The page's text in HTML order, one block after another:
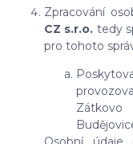
Zpracování
CZ s.r.o. tedy
pro tohoto